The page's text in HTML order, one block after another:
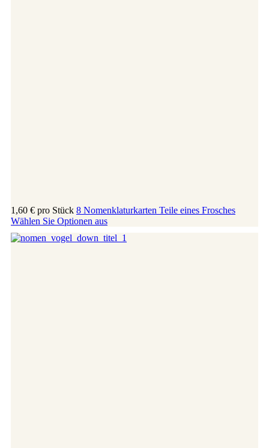
1,60 € pro Stück 8 Nomenklaturkarten Teile eines Frosches
Wählen Sie Optionen aus